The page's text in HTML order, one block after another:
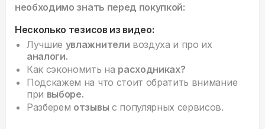
необходимо знать перед покупкой:
Несколько тезисов из видео:
Лучшие увлажнители воздуха и про их
аналоги.
Как сэкономить на расходниках?
Подскажем на что стоит обратить внимание
при выборе.
Разберем отзывы с популярных сервисов.